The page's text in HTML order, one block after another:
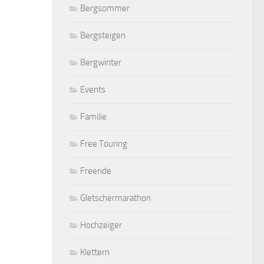
Bergsommer
Bergsteigen
Bergwinter
Events
Familie
Free Touring
Freeride
Gletschermarathon
Hochzeiger
Klettern